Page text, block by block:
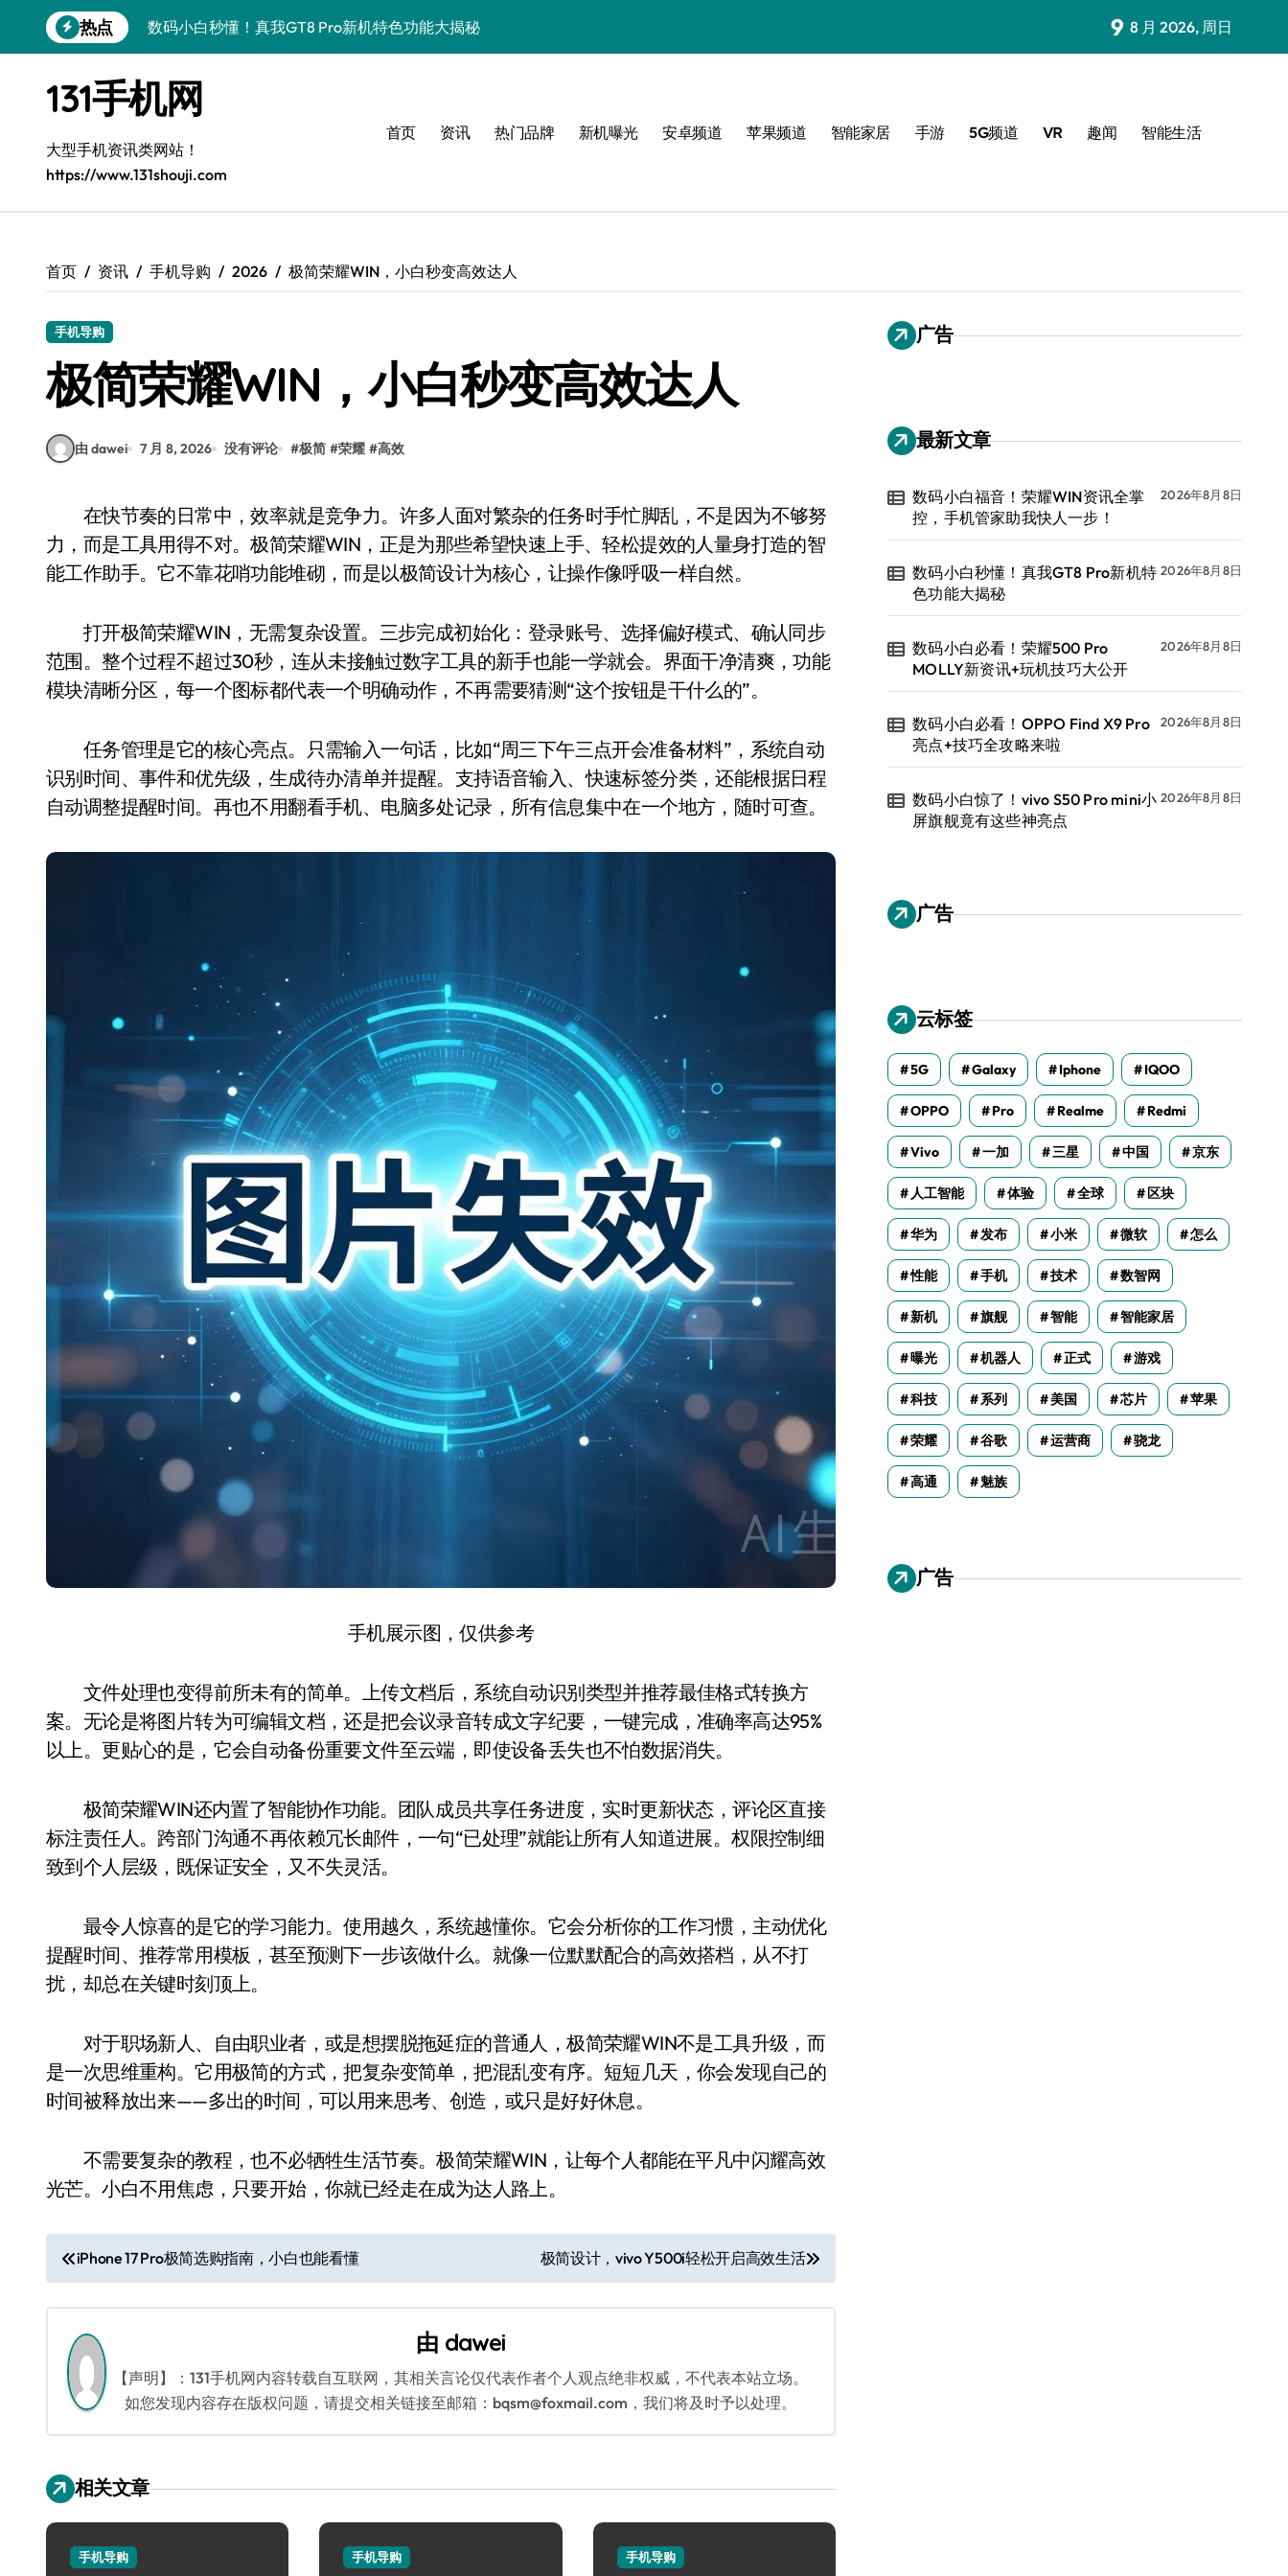
到
热点
数码小白必看！荣耀500 Pro MOLLY新资讯+玩机技巧大公开
数码小白惊了！vivo S50 Pro mini小屏旗舰竟有这些神亮点
数码小白必看！REDMI K90亮点配置大揭秘，一文搞定！
数码小白福音！荣耀ROBOT PHONE，智能资讯一手掌控！
数码小白必看！华为nova 15 Ultra新功能解锁还有超值优惠
数码小白秒懂！三星Galaxy Z Fold7黑科技亮点大揭秘
9 8 月 2026, 周日
131手机网
大型手机资讯类网站！
https://www.131shouji.com
首页 资讯 热门品牌 新机曝光 安卓频道 苹果频道 智能家居 手游 5G频道 VR 趣闻 智能生活
首页 资讯 手机导购 2026 极简荣耀WIN，小白秒变高效达人
手机导购
极简荣耀WIN，小白秒变高效达人
由 dawei 7 月 8, 2026 没有评论 #极简 #荣耀 #高效
在快节奏的日常中，效率就是竞争力。许多人面对繁杂的任务时手忙脚乱，不是因为不够努
力，而是工具用得不对。极简荣耀WIN，正是为那些希望快速上手、轻松提效的人量身打造的智
能工作助手。它不靠花哨功能堆砌，而是以极简设计为核心，让操作像呼吸一样自然。
打开极简荣耀WIN，无需复杂设置。三步完成初始化：登录账号、选择偏好模式、确认同步
范围。整个过程不超过30秒，连从未接触过数字工具的新手也能一学就会。界面干净清爽，功能
模块清晰分区，每一个图标都代表一个明确动作，不再需要猜测“这个按钮是干什么的”。
任务管理是它的核心亮点。只需输入一句话，比如“周三下午三点开会准备材料”，系统自动
识别时间、事件和优先级，生成待办清单并提醒。支持语音输入、快速标签分类，还能根据日程
自动调整提醒时间。再也不用翻看手机、电脑多处记录，所有信息集中在一个地方，随时可查。
手机展示图，仅供参考
文件处理也变得前所未有的简单。上传文档后，系统自动识别类型并推荐最佳格式转换方
案。无论是将图片转为可编辑文档，还是把会议录音转成文字纪要，一键完成，准确率高达95%
以上。更贴心的是，它会自动备份重要文件至云端，即使设备丢失也不怕数据消失。
极简荣耀WIN还内置了智能协作功能。团队成员共享任务进度，实时更新状态，评论区直接
标注责任人。跨部门沟通不再依赖冗长邮件，一句“已处理”就能让所有人知道进展。权限控制细
致到个人层级，既保证安全，又不失灵活。
最令人惊喜的是它的学习能力。使用越久，系统越懂你。它会分析你的工作习惯，主动优化
提醒时间、推荐常用模板，甚至预测下一步该做什么。就像一位默默配合的高效搭档，从不打
扰，却总在关键时刻顶上。
对于职场新人、自由职业者，或是想摆脱拖延症的普通人，极简荣耀WIN不是工具升级，而
是一次思维重构。它用极简的方式，把复杂变简单，把混乱变有序。短短几天，你会发现自己的
时间被释放出来——多出的时间，可以用来思考、创造，或只是好好休息。
不需要复杂的教程，也不必牺牲生活节奏。极简荣耀WIN，让每个人都能在平凡中闪耀高效
光芒。小白不用焦虑，只要开始，你就已经走在成为达人路上。
文
章
导
航
iPhone 17 Pro极简选购指南，小白也能看懂 极简设计，vivo Y500i轻松开启高效生活
由 dawei
【声明】：131手机网内容转载自互联网，其相关言论仅代表作者个人观点绝非权威，不代表本站立场。
如您发现内容存在版权问题，请提交相关链接至邮箱：bqsm@foxmail.com，我们将及时予以处理。
相关文章
手机导购 手机导购 手机导购
广告
最新文章
数码小白福音！荣耀WIN资讯全掌
控，手机管家助我快人一步！
2026年8月8日
数码小白秒懂！真我GT8 Pro新机特
色功能大揭秘
2026年8月8日
数码小白必看！荣耀500 Pro
MOLLY新资讯+玩机技巧大公开
2026年8月8日
数码小白必看！OPPO Find X9 Pro
亮点+技巧全攻略来啦
2026年8月8日
数码小白惊了！vivo S50 Pro mini小
屏旗舰竟有这些神亮点
2026年8月8日
广告
云标签
5G Galaxy Iphone IQOO
OPPO Pro Realme Redmi
Vivo 一加 三星 中国 京东
人工智能 体验 全球 区块
华为 发布 小米 微软 怎么
性能 手机 技术 数智网
新机 旗舰 智能 智能家居
曝光 机器人 正式 游戏
科技 系列 美国 芯片 苹果
荣耀 谷歌 运营商 骁龙
高通 魅族
广告